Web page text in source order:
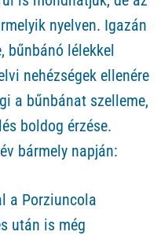
nyelven. Igazán
bűnbánó lélekkel
nehézségek ellenére
a bűnbánat szelleme,
boldog érzése.
bármely napján:
a Porziuncola
után is még